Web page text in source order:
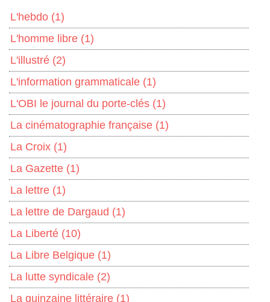
L'hebdo (1)
L'homme libre (1)
L'illustré (2)
L'information grammaticale (1)
L'OBI le journal du porte-clés (1)
La cinématographie française (1)
La Croix (1)
La Gazette (1)
La lettre (1)
La lettre de Dargaud (1)
La Liberté (10)
La Libre Belgique (1)
La lutte syndicale (2)
La quinzaine littéraire (1)